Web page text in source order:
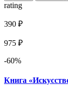
rating
390 ₽
975 ₽
-60%
Книга